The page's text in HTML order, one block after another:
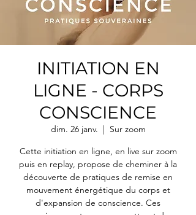
INITIATION EN
LIGNE - CORPS
CONSCIENCE
dim. 26 janv.
Sur zoom
Cette initiation en ligne, en live sur zoom
puis en replay, propose de cheminer à la
découverte de pratiques de remise en
mouvement énergétique du corps et
d'expansion de conscience. Ces